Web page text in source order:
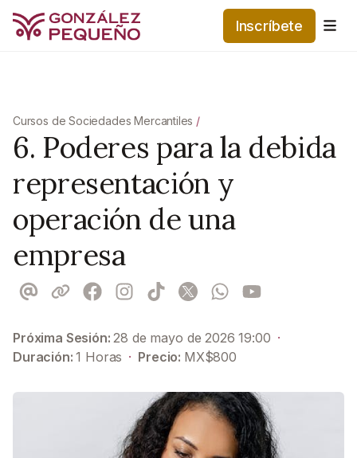
Inscríbete
Cursos de Sociedades Mercantiles /
6. Poderes para la debida
representación y
operación de una
empresa
Próxima Sesión:28 de mayo de 2026 19:00 ·
Duración:1 Horas · Precio: MX$800